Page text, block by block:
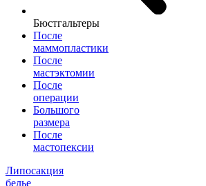
Бюстгальтеры
После
маммопластики
После
мастэктомии
После
операции
Большого
размера
После
мастопексии
Липосакция
белье